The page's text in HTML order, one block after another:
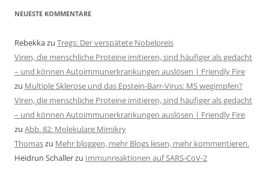
NEUESTE KOMMENTARE
Rebekkazu Tregs: Der verspätete Nobelpreis
Viren, die menschliche Proteine imitieren, sind häufiger als gedacht
– und können Autoimmunerkrankungen auslösen | Friendly Fire
zu Multiple Sklerose und das Epstein-Barr-Virus: MS wegimpfen?
Viren, die menschliche Proteine imitieren, sind häufiger als gedacht
– und können Autoimmunerkrankungen auslösen | Friendly Fire
zu Abb. 82: Molekulare Mimikry
Thomaszu Mehr bloggen, mehr Blogs lesen, mehr kommentieren.
Heidrun Schallerzu Immunreaktionen auf SARS-CoV-2